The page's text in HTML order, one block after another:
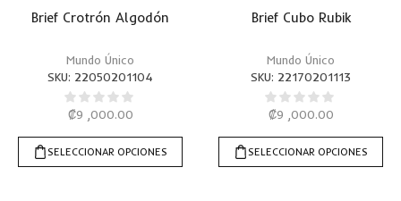
Brief Crotrón Algodón
Mundo Único
SKU: 22050201104
₡9 ,000.00
SELECCIONAR OPCIONES
Brief Cubo Rubik
Mundo Único
SKU: 22170201113
₡9 ,000.00
SELECCIONAR OPCIONES